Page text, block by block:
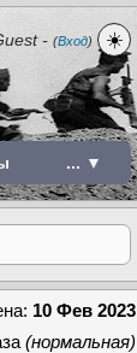
- (Вход) ☀️
... ▼
10 Фев 2023
(нормальная)